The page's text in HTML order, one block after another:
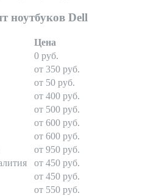
ноутбуков Dell
Цена
0 руб.
от 350 руб.
от 50 руб.
от 400 руб.
от 500 руб.
от 600 руб.
от 600 руб.
от 950 руб.
от 450 руб.
от 450 руб.
от 550 руб.